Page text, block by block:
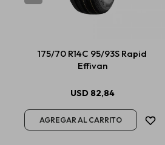
175/70 R14C 95/93S Rapid
Effivan
USD 82,84